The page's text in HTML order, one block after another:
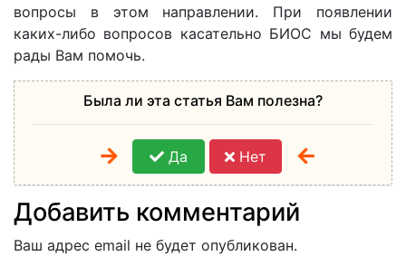
вопросы в этом направлении. При появлении
каких-либо вопросов касательно БИОС мы будем
рады Вам помочь.
Была ли эта статья Вам полезна?
Да Нет
Добавить комментарий
Ваш адрес email не будет опубликован.